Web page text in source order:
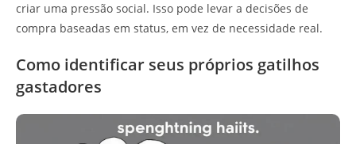
criar uma pressão social. Isso pode levar a decisões de
compra baseadas em status, em vez de necessidade real.
Como identificar seus próprios gatilhos
gastadores